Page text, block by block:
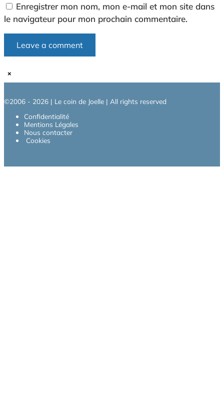
Enregistrer mon nom, mon e-mail et mon site dans
le navigateur pour mon prochain commentaire.
×
©2006 - 2026 | Le coin de Joelle | All rights reserved
Confidentialité
Mentions Légales
Nous contacter
Cookies